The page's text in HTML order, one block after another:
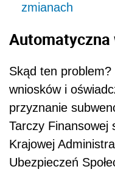
zmianach
Skąd ten
wniosków i
przyznanie
Tarczy Finansowej
Krajowej
Ubezpieczeń